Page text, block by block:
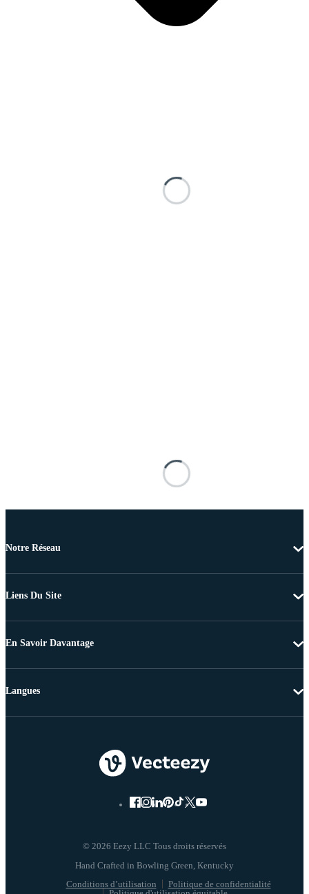
Notre Réseau
Liens Du Site
En Savoir Davantage
© 2026 Eezy LLC Tous droits réservés
Conditions d’utilisation
Politique de confidentialité
Langues